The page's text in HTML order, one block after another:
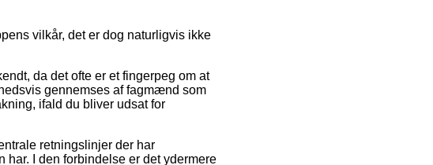
vilkår, det er dog naturligvis ikke
da det ofte er et fingerpeg om at
gennemses af fagmænd som
ifald du bliver udsat for
retningslinjer der har
I den forbindelse er det ydermere